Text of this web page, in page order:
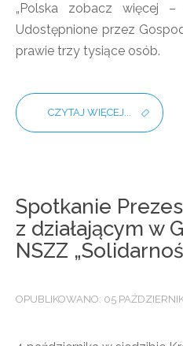
„Polska zobacz więcej –
Udostępnione przez
prawie trzy tysiące osób.
CZYTAJ WIĘCEJ...
Spotkanie
z działającym w
NSZZ
OPUBLIKOWANO: 05